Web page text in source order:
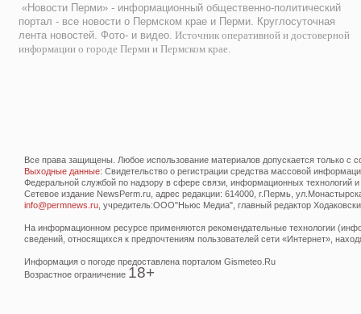
«Новости Перми» - информационный общественно-политический
портал - все новости о Пермском крае и Перми. Круглосуточная
лента новостей. Фото- и видео. Источник оперативной и достоверной
информации о городе Перми и Пермском крае.
Все права защищены. Любое использование материалов допускается только с
Выходные данные: Свидетельство о регистрации средства массовой
Федеральной службой по надзору в сфере связи, информационных технологий
Сетевое издание NewsPerm.ru, адрес редакции: 614000, г.Пермь,
info@permnews.ru , учредитель:ООО"Ньюс Медиа", главный редактор
На информационном ресурсе применяются рекомендательные технологии
сведений, относящихся к предпочтениям пользователей сети «Интернет»,
Информация о погоде предоставлена порталом Gismeteo.Ru
Возрастное ограничение 18+